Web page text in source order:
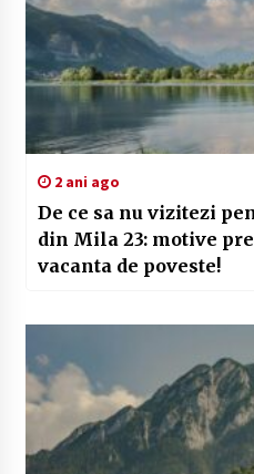
2 ani ago
De ce sa nu vizitezi
din Mila 23: motive
vacanta de poveste!